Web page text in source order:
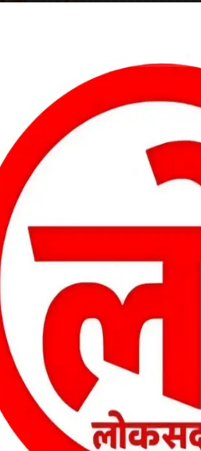
चेयरमैन ने बुलाई बैठक, बिजली कर्मियों की
पर खारंग में एकदिवसीय प्रशिक्षण, जनपद
के प्रभावी क्रियान्वयन की बारीकियां
जागरूकता कार्यक्रम आयोजित, प्रतिभावान